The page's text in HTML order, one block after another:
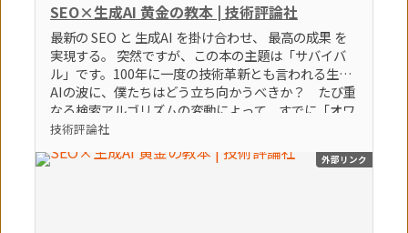
SEO×生成AI 黄金の教本 | 技術評論社
最新の SEO と 生成AI を掛け合わせ、 最高の成果 を
実現する。 突然ですが、この本の主題は「サバイバ
ル」です。100年に一度の技術革新とも言われる生成
AIの波に、僕たちはどう立ち向かうべきか？ たび重
なる検索アルゴリズムの変動によって、すでに「オワ
コン」とすら言われているブログやアフィリエイトサ
るのか？ そんな「生き残るための術」をテーマに、
技術評論社
外部リンク